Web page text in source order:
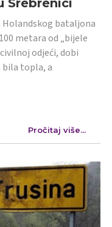
Holandskog bataljona
metara od „bijele
odjeći, dobi
bila topla, a
Pročitaj više...